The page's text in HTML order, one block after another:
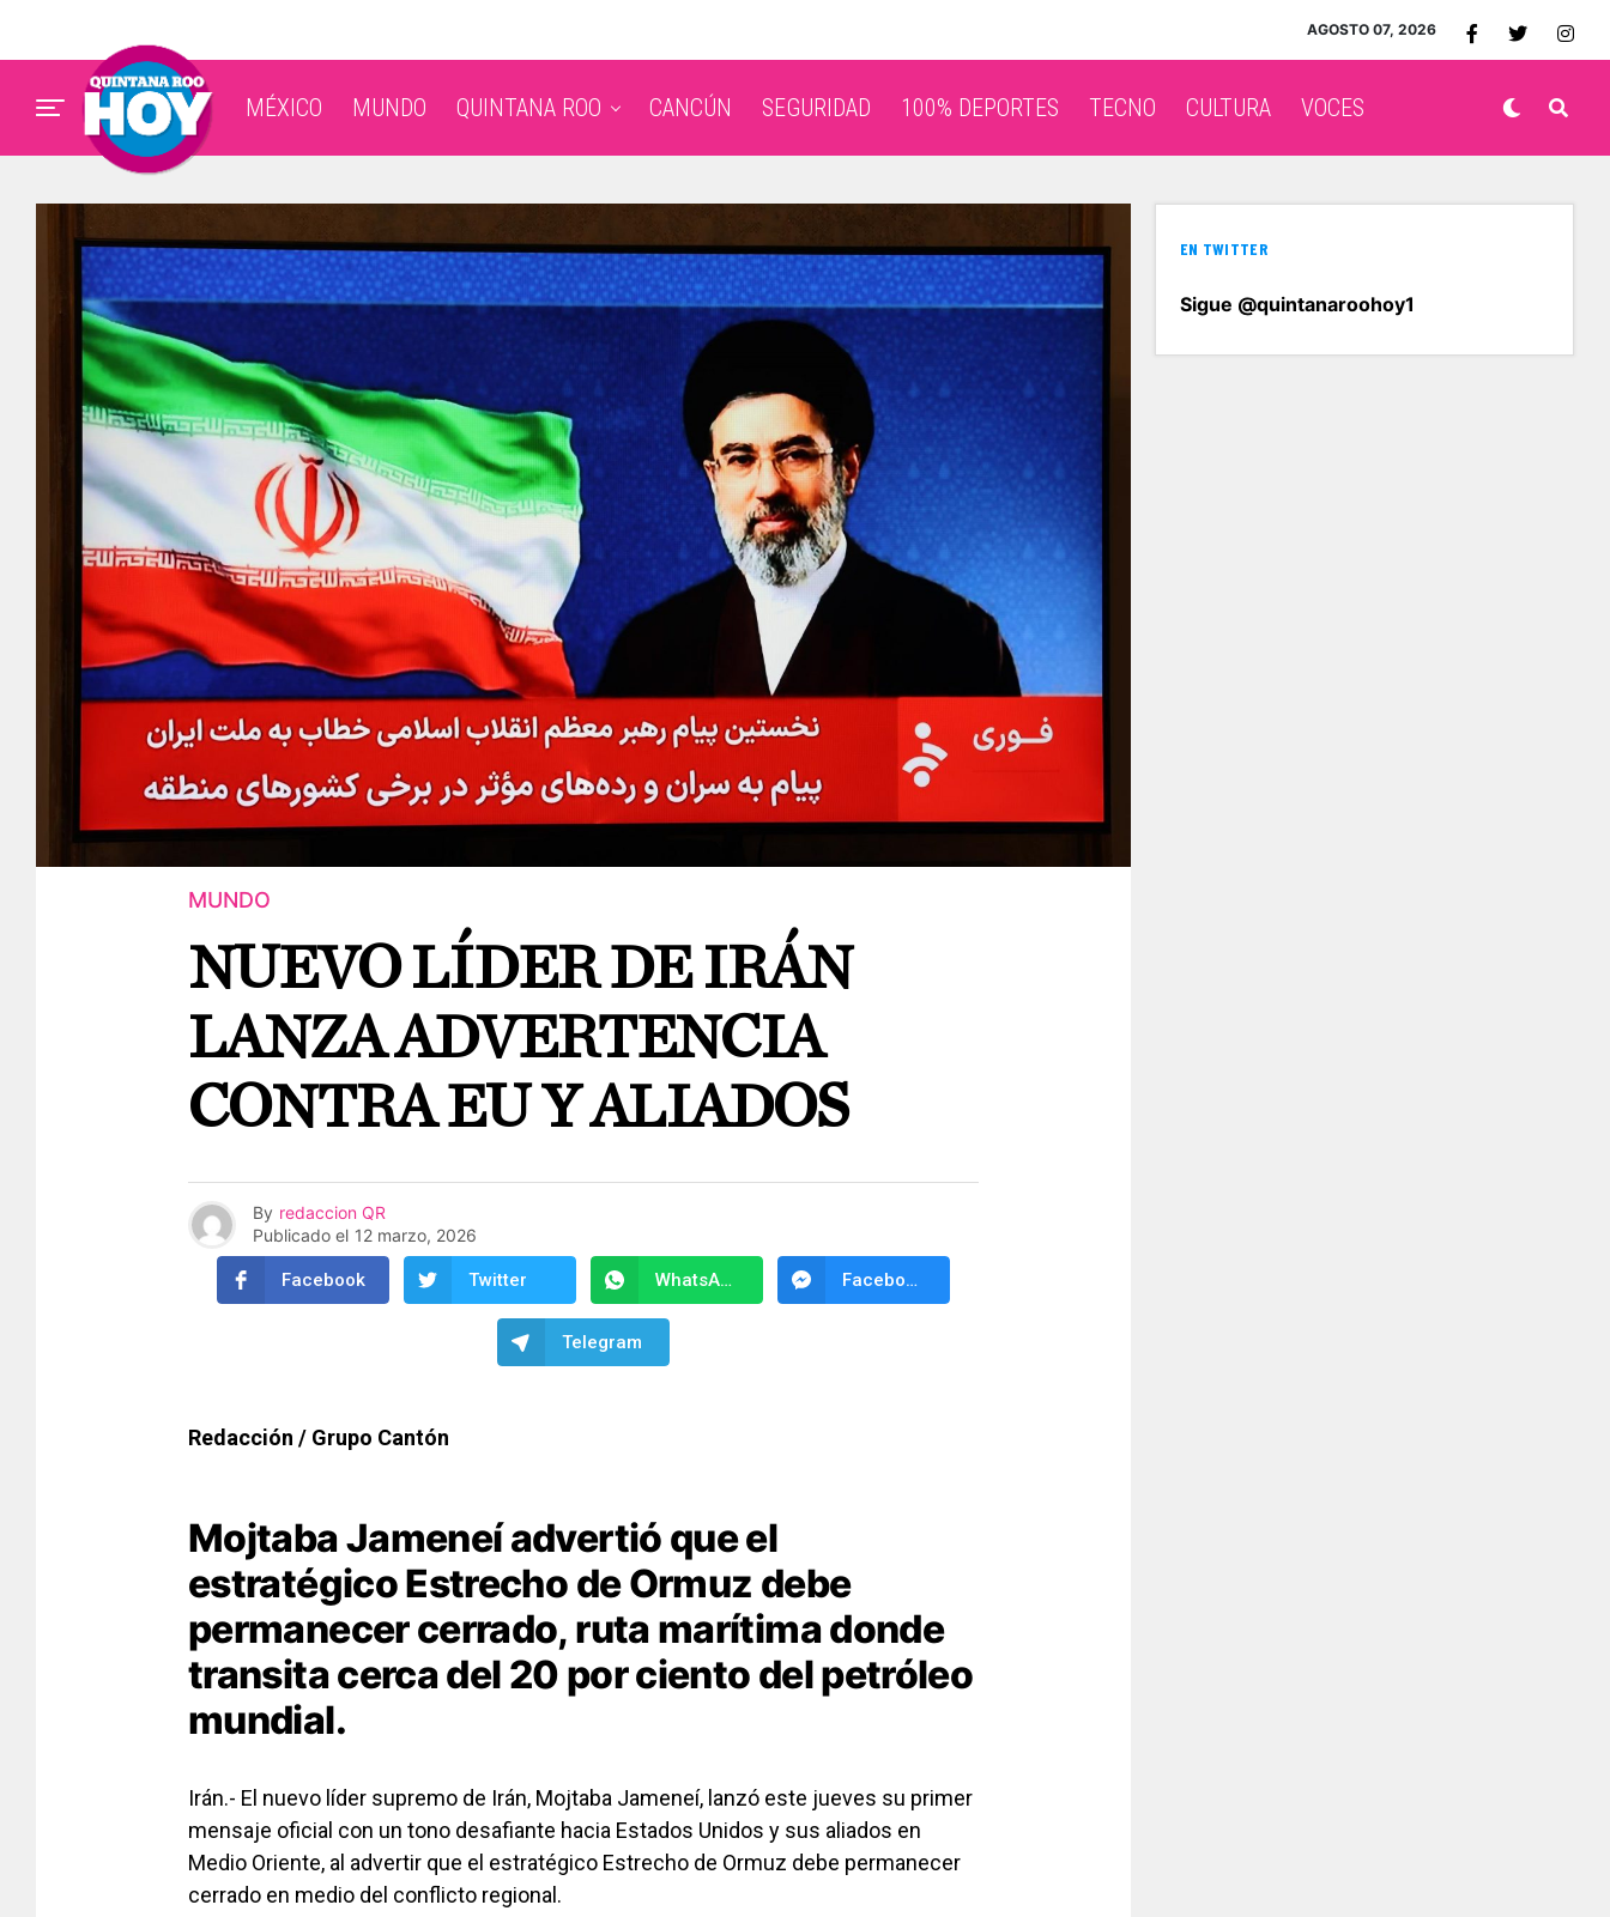
AGOSTO 07, 2026
MÉXICO MUNDO QUINTANA ROO CANCÚN SEGURIDAD 100% DEPORTES TECNO CULTURA VOCES
MUNDO
NUEVO LÍDER DE IRÁN
LANZA ADVERTENCIA
CONTRA EU Y ALIADOS
By redaccion QR
Publicado el 12 marzo, 2026
Facebook Twitter WhatsApp Facebook Messenger
Telegram
Redacción / Grupo Cantón
Mojtaba Jameneí advertió que el
estratégico Estrecho de Ormuz debe
permanecer cerrado, ruta marítima donde
transita cerca del 20 por ciento del petróleo
mundial.
Irán.- El nuevo líder supremo de Irán, Mojtaba Jameneí, lanzó este jueves su primer
mensaje oficial con un tono desafiante hacia Estados Unidos y sus aliados en
Medio Oriente, al advertir que el estratégico Estrecho de Ormuz debe permanecer
cerrado en medio del conflicto regional.
EN TWITTER
Sigue @quintanaroohoy1